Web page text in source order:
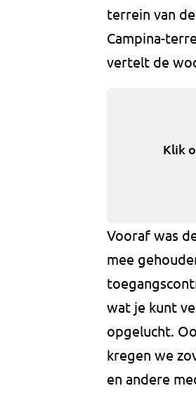
terrein van
Campina-
vertelt de
Klik
Vooraf was
mee
wat je kunt
opgelucht.
kregen we
en andere